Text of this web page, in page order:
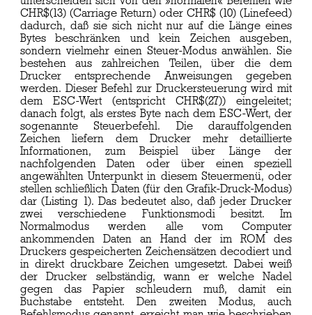
CHR$(13) (Carriage Return) oder CHR$ (10) (Linefeed)
dadurch, daß sie sich nicht nur auf die Länge eines
Bytes beschränken und kein Zeichen ausgeben,
sondern vielmehr einen Steuer-Modus anwählen. Sie
bestehen aus zahlreichen Teilen, über die dem
Drucker entsprechende Anweisungen gegeben
werden. Dieser Befehl zur Druckersteuerung wird mit
dem ESC-Wert (entspricht CHR$(27)) eingeleitet;
danach folgt, als erstes Byte nach dem ESC-Wert, der
sogenannte Steuerbefehl. Die darauffolgenden
Zeichen liefern dem Drucker mehr detaillierte
Informationen, zum Beispiel über Länge der
nachfolgenden Daten oder über einen speziell
angewählten Unterpunkt in diesem Steuermenü, oder
stellen schließlich Daten (für den Grafik-Druck-Modus)
dar (Listing 1). Das bedeutet also, daß jeder Drucker
zwei verschiedene Funktionsmodi besitzt. Im
Normalmodus werden alle vom Computer
ankommenden Daten an Hand der im ROM des
Druckers gespeicherten Zeichensätzen decodiert und
in direkt druckbare Zeichen umgesetzt. Dabei weiß
der Drucker selbständig, wann er welche Nadel
gegen das Papier schleudern muß, damit ein
Buchstabe entsteht. Den zweiten Modus, auch